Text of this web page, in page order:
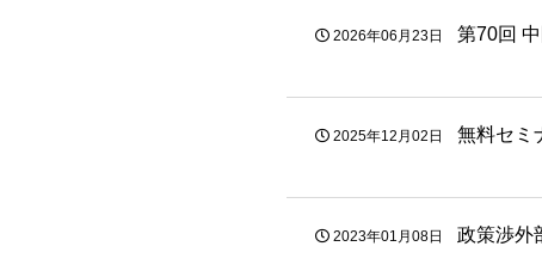
2026年06月23日 第70回
2025年12月02日 無料セミ
2023年01月08日 政策渉